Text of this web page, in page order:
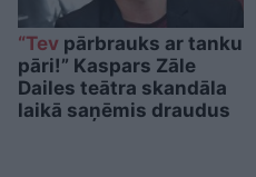
“Tev pārbrauks ar tanku
pāri!” Kaspars Zāle
Dailes teātra skandāla
laikā saņēmis draudus